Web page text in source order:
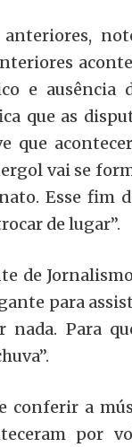
e ausência
que as
que
vai se
Esse fim
de lugar”.
de
para
nada. Para
a
por